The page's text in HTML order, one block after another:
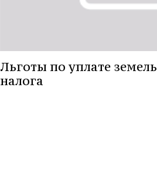
Льготы по уплате
налога